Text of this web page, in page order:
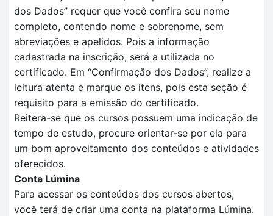
dos Dados” requer que você confira seu nome
completo, contendo nome e sobrenome, sem
abreviações e apelidos. Pois a informação
cadastrada na inscrição, será a utilizada no
certificado. Em “Confirmação dos Dados”, realize a
leitura atenta e marque os itens, pois esta seção é
requisito para a emissão do certificado.
Reitera-se que os cursos possuem uma indicação de
tempo de estudo, procure orientar-se por ela para
um bom aproveitamento dos conteúdos e atividades
oferecidos.
Conta Lúmina
Para acessar os conteúdos dos cursos abertos,
você terá de criar uma conta na plataforma Lúmina.